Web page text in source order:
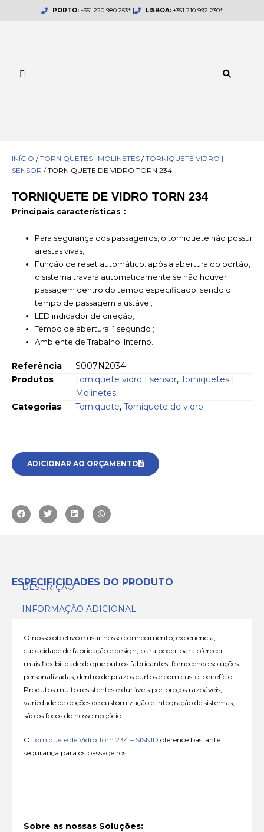
PORTO: +351 220 980 253* | LISBOA:+351 210 992 230*
INÍCIO /TORNIQUETES | MOLINETES /TORNIQUETE VIDRO |
SENSOR / TORNIQUETE DE VIDRO TORN 234
TORNIQUETE DE VIDRO TORN 234
Principais características：
Para segurança dos passageiros, o torniquete não possui
arestas vivas;
Função de reset automático: após a abertura do portão,
o sistema travará automaticamente se não houver
passagem dentro do tempo especificado, sendo o
tempo de passagem ajustável;
LED indicador de direção;
Tempo de abertura: 1 segundo ;
Ambiente de Trabalho: Interno.
Referência
S007N2034
Produtos
Torniquete vidro | sensor, Torniquetes |
Molinetes
Categorias
Torniquete, Torniquete de vidro
ADICIONAR AO ORÇAMENTO
ESPECIFICIDADES DO PRODUTO
DESCRIÇÃO
INFORMAÇÃO ADICIONAL
O nosso objetivo é usar nosso conhecimento, experiência,
capacidade de fabricação e design, para poder para oferecer
mais flexibilidade do que outros fabricantes, fornecendo soluções
personalizadas, dentro de prazos curtos e com custo-benefício.
Produtos muito resistentes e duráveis ​​por preços razoáveis,
variedade de opções de customização e integração de sistemas,
são os focos do nosso negócio.
O Torniquete de Vidro Torn 234 – SISNID oference bastante
segurança para os passageiros.
Sobre as nossas Soluções: